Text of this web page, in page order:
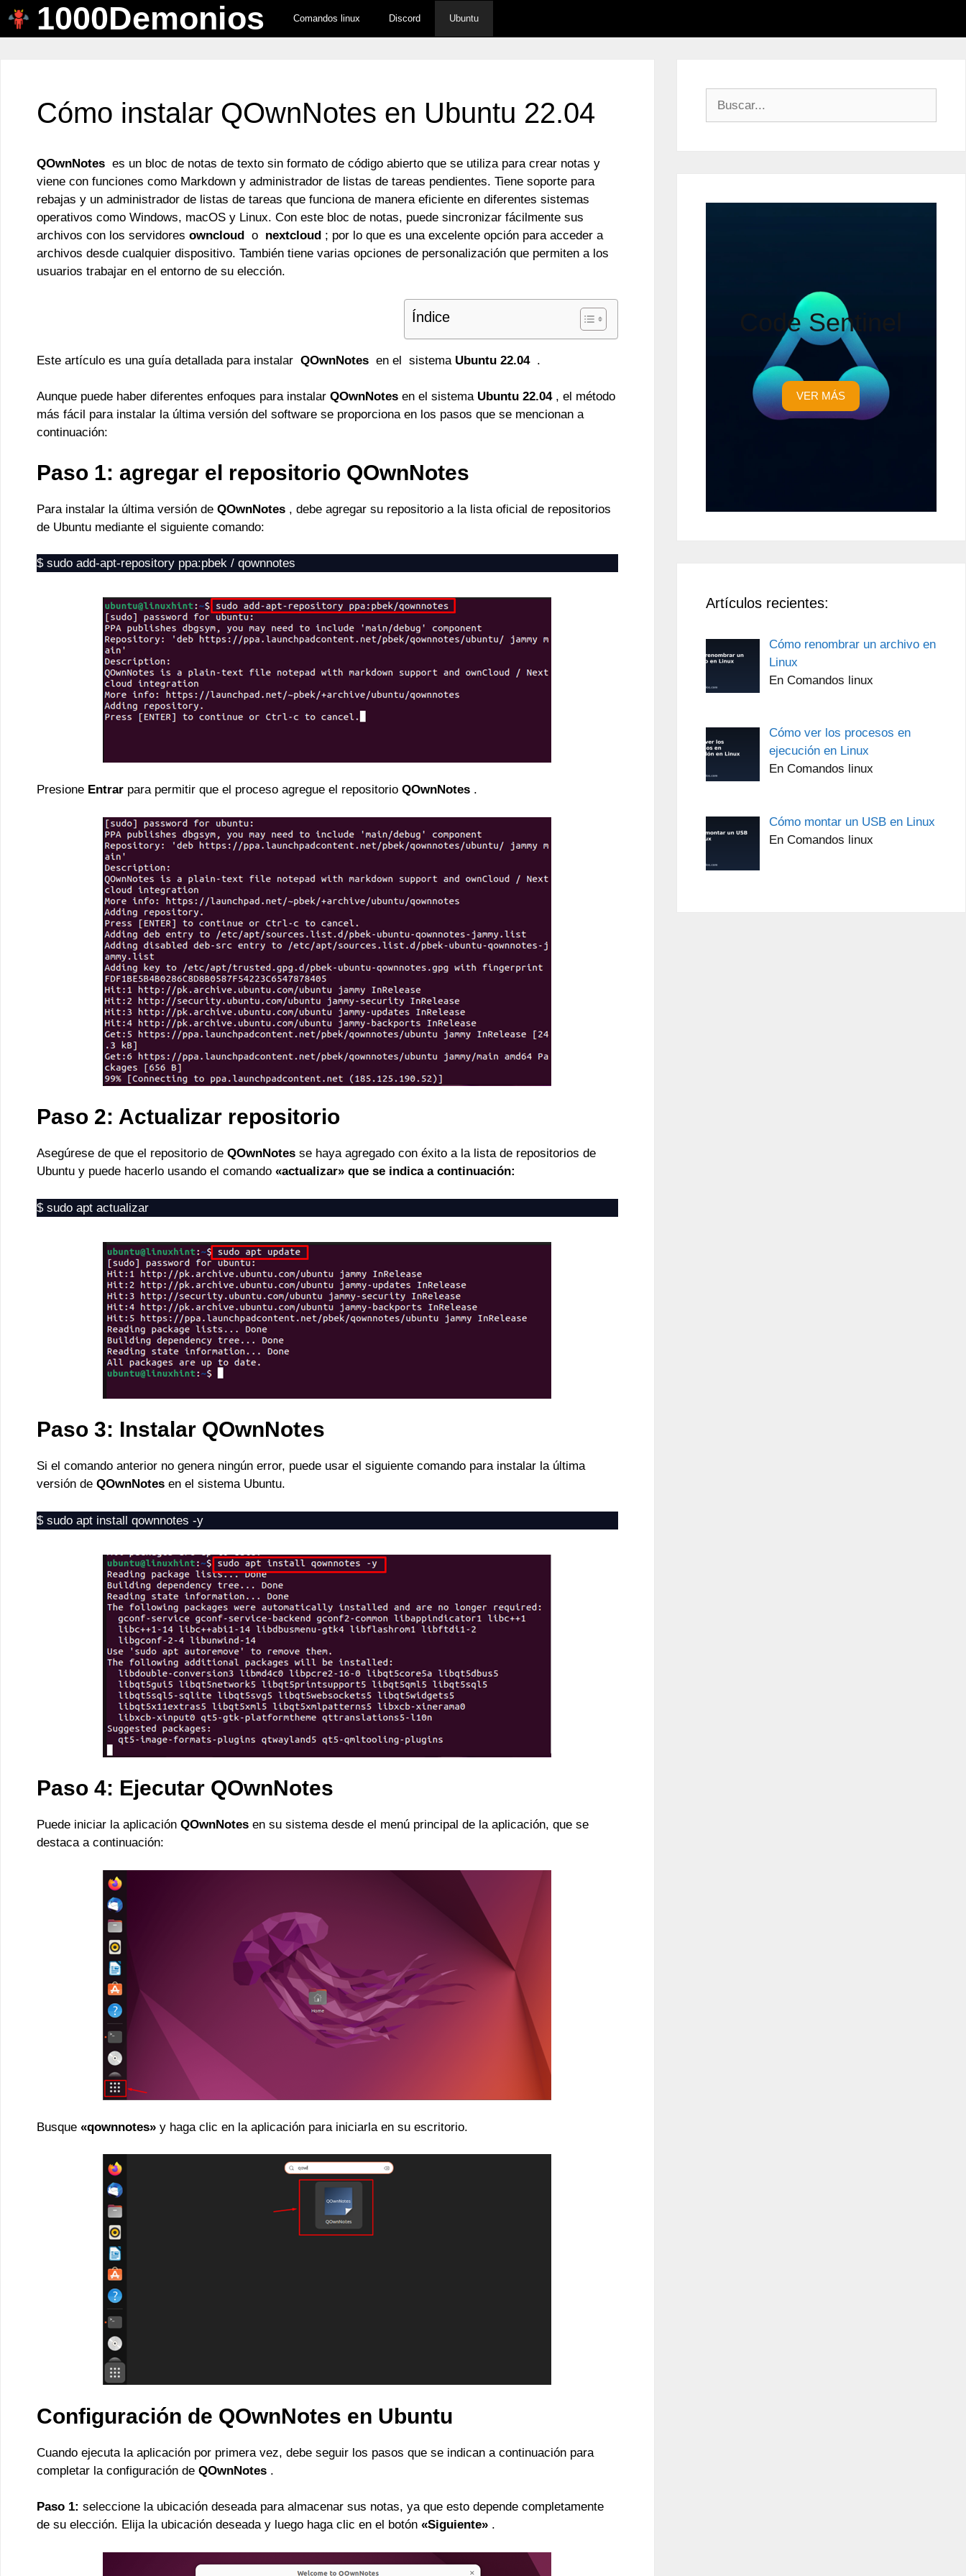
Saltar
1000Demonios Comandos linux Discord Ubuntu
Cómo instalar QOwnNotes en Ubuntu 22.04
QOwnNotes es un bloc de notas de texto sin formato de código abierto que se utiliza para crear notas y
viene con funciones como Markdown y administrador de listas de tareas pendientes. Tiene soporte para
rebajas y un administrador de listas de tareas que funciona de manera eficiente en diferentes sistemas
operativos como Windows, macOS y Linux. Con este bloc de notas, puede sincronizar fácilmente sus
archivos con los servidores owncloud o nextcloud ; por lo que es una excelente opción para acceder a
archivos desde cualquier dispositivo. También tiene varias opciones de personalización que permiten a los
usuarios trabajar en el entorno de su elección.
Índice
Este artículo es una guía detallada para instalar QOwnNotes en el sistema Ubuntu 22.04.
Aunque puede haber diferentes enfoques para instalar QOwnNotes en el sistema Ubuntu 22.04, el método
más fácil para instalar la última versión del software se proporciona en los pasos que se mencionan a
continuación:
Paso 1: agregar el repositorio QOwnNotes
Para instalar la última versión de QOwnNotes , debe agregar su repositorio a la lista oficial de repositorios
de Ubuntu mediante el siguiente comando:
$ sudo add-apt-repository ppa:pbek / qownnotes
Presione Entrar para permitir que el proceso agregue el repositorio QOwnNotes .
Paso 2: Actualizar repositorio
Asegúrese de que el repositorio de QOwnNotes se haya agregado con éxito a la lista de repositorios de
Ubuntu y puede hacerlo usando el comando «actualizar» que se indica a continuación:
$ sudo apt actualizar
Paso 3: Instalar QOwnNotes
Si el comando anterior no genera ningún error, puede usar el siguiente comando para instalar la última
versión de QOwnNotes en el sistema Ubuntu.
$ sudo apt install qownnotes -y
Paso 4: Ejecutar QOwnNotes
Puede iniciar la aplicación QOwnNotes en su sistema desde el menú principal de la aplicación, que se
destaca a continuación:
Busque «qownnotes» y haga clic en la aplicación para iniciarla en su escritorio.
Configuración de QOwnNotes en Ubuntu
Cuando ejecuta la aplicación por primera vez, debe seguir los pasos que se indican a continuación para
completar la configuración de QOwnNotes .
Paso 1: seleccione la ubicación deseada para almacenar sus notas, ya que esto depende completamente
de su elección. Elija la ubicación deseada y luego haga clic en el botón «Siguiente» .
Code Sentinel
VER MÁS
Artículos recientes:
Cómo renombrar un archivo en
Linux
En Comandos linux
Cómo ver los procesos en
ejecución en Linux
En Comandos linux
Cómo montar un USB en Linux
En Comandos linux